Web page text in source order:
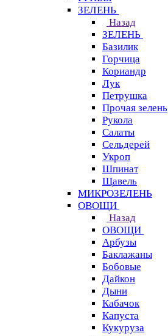
ЗЕЛЕНЬ
Назад
ЗЕЛЕНЬ
Базилик
Горчица
Кориандр
Лук
Петрушка
Прочая зелень
Рукола
Салаты
Сельдерей
Укроп
Шпинат
Щавель
МИКРОЗЕЛЕНЬ
ОВОЩИ
Назад
ОВОЩИ
Арбузы
Баклажаны
Бобовые
Дайкон
Дыни
Кабачок
Капуста
Кукуруза